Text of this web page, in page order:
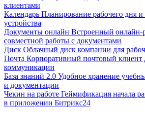
клиентами
Календарь Планирование рабочего дня и
устройства
Документы онлайн Встроенный онлайн-
совместной работы с документами
Диск Облачный диск компании для
Почта Корпоративный почтовый клиент
коммуникации
База знаний 2.0 Удобное хранение
и документации
Чекин на работе Геймификация начала
в приложении Битрикс24